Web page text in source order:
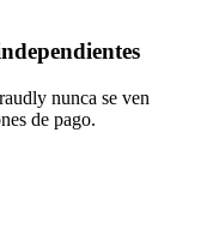
nunca se ven
de pago.